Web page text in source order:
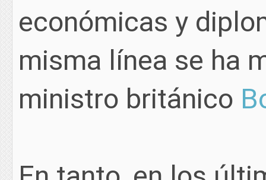
económicas y
misma línea se ha
ministro británico